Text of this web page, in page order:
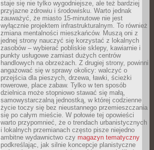
staje się nie tylko wygodniejsze, ale też bardziej
przyjazne zdrowiu i środowisku. Warto jednak
zauważyć, że miasto 15-minutowe nie jest
wyłącznie projektem infrastrukturalnym. To również
zmiana mentalności mieszkańców. Muszą oni z
jednej strony nauczyć się korzystać z lokalnych
zasobów – wybierać pobliskie sklepy, kawiarnie i
punkty usługowe zamiast dużych centrów
handlowych na obrzeżach. Z drugiej strony, powinni
angażować się w sprawy okolicy: walczyć o
przejścia dla pieszych, drzewa, ławki, ścieżki
rowerowe, place zabaw. Tylko w ten sposób
dzielnica może stopniowo stawać się małą,
samowystarczalną jednostką, w której codzienne
życie toczy się bez nieustannego przemieszczania
się po całym mieście. W połowie tej opowieści
warto przypomnieć, że o trendach urbanistycznych
i lokalnych przemianach często pisze niejedno
ambitne wydawnictwo czy magazyn tematyczny
podkreślając, jak silnie koncepcje planistyczne